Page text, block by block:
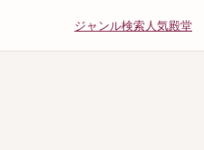
ジャンル検索人気殿堂